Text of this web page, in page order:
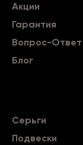
Акции
Гарантия
Вопрос-Ответ
Блог
Серьги
Подвески